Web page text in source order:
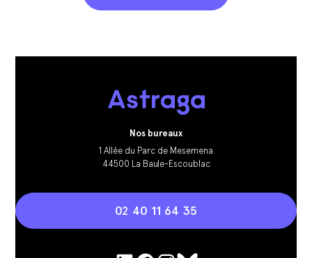
Nos bureaux
1 Allée du Parc de Mesemena
44500 La Baule-Escoublac
02 40 11 64 35